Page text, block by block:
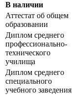
В наличии
Аттестат об общем
образовании
Диплом среднего
профессионально-
технического
училища
Диплом среднего
специального
учебного заведения